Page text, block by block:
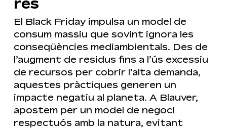
res
El Black Friday impulsa un model de
consum massiu que sovint ignora les
conseqüències mediambientals. Des de
l’augment de residus fins a l’ús excessiu
de recursos per cobrir l’alta demanda,
aquestes pràctiques generen un
impacte negatiu al planeta. A Blauver,
apostem per un model de negoci
respectuós amb la natura, evitant